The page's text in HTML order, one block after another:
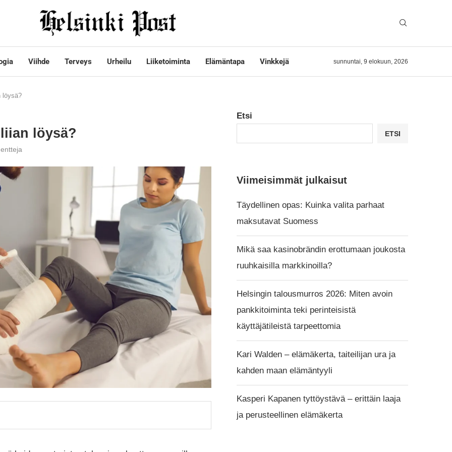
Viihde Terveys Urheilu Liiketoiminta Elämäntapa Vinkkejä sunnuntai, 9 elokuun, 2026
löysä?
löysä?
Etsi
ETSI
Viimeisimmät julkaisut
Täydellinen opas: Kuinka valita parhaat
maksutavat Suomess
Mikä saa kasinobrändin erottumaan joukosta
ruuhkaisilla markkinoilla?
Helsingin talousmurros 2026: Miten avoin
pankkitoiminta teki perinteisistä
käyttäjätileistä tarpeettomia
Kari Walden – elämäkerta, taiteilijan ura ja
kahden maan elämäntyyli
Kasperi Kapanen tyttöystävä – erittäin laaja
ja perusteellinen elämäkerta